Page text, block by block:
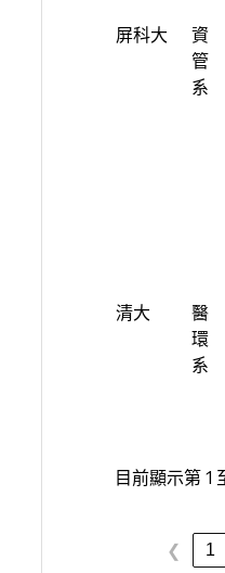
屏科大
資
管
系
清大
醫
環
系
目前顯示第 1
❮ 1